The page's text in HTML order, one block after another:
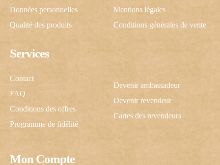
Mon Compte
Services
Contact
FAQ
Conditions des offres
Programme de fidélité
Devenir ambassadeur
Devenir revendeur
Cartes des revendeurs
Données personnelles
Qualité des produits
Mentions légales
Conditions générales de vente